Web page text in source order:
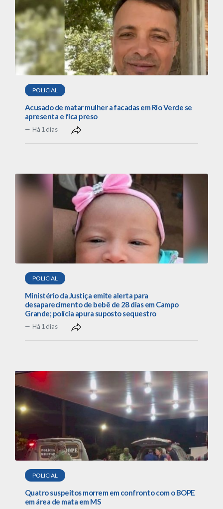
POLICIAL
Acusado de matar mulher a facadas em Rio Verde se
apresenta e fica preso
Há 1 dias
POLICIAL
Ministério da Justiça emite alerta para
desaparecimento de bebê de 28 dias em Campo
Grande; polícia apura suposto sequestro
Há 1 dias
POLICIAL
Quatro suspeitos morrem em confronto com o BOPE
em área de mata em MS